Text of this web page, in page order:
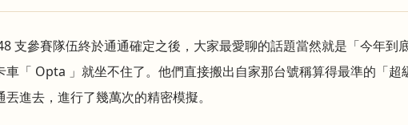
支參賽隊伍終於通通確定之後，大家最愛聊的話題當然就是「今年到
車「 Opta 」就坐不住了。他們直接搬出自家那台號稱算得最準的「超
進去，進行了幾萬次的精密模擬。